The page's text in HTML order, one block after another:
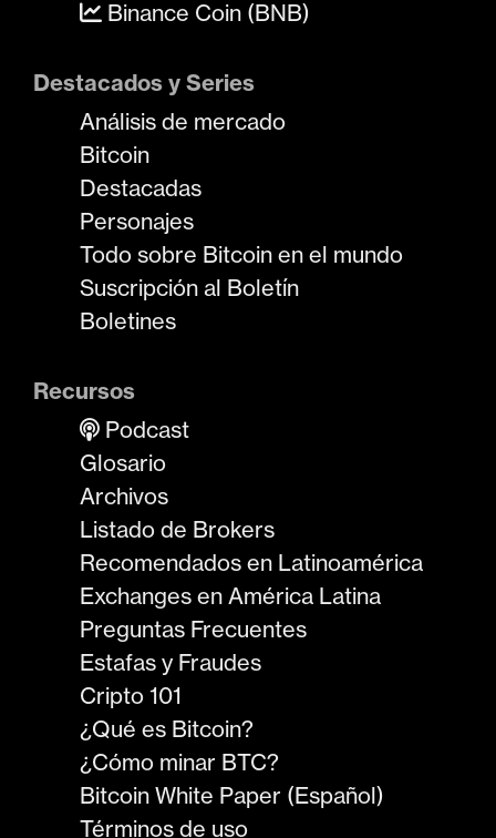
Binance Coin (BNB)
Destacados y Series
Análisis de mercado
Bitcoin
Destacadas
Personajes
Todo sobre Bitcoin en el mundo
Suscripción al Boletín
Boletines
Recursos
Podcast
Glosario
Archivos
Listado de Brokers
Recomendados en Latinoamérica
Exchanges en América Latina
Preguntas Frecuentes
Estafas y Fraudes
Cripto 101
¿Qué es Bitcoin?
¿Cómo minar BTC?
Bitcoin White Paper (Español)
Términos de uso